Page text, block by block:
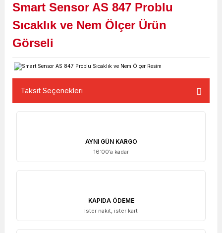
Smart Sensor AS 847 Problu
Sıcaklık ve Nem Ölçer Ürün
Görseli
Taksit Seçenekleri
AYNI GÜN KARGO
16:00’a kadar
KAPIDA ÖDEME
İster nakit, ister kart